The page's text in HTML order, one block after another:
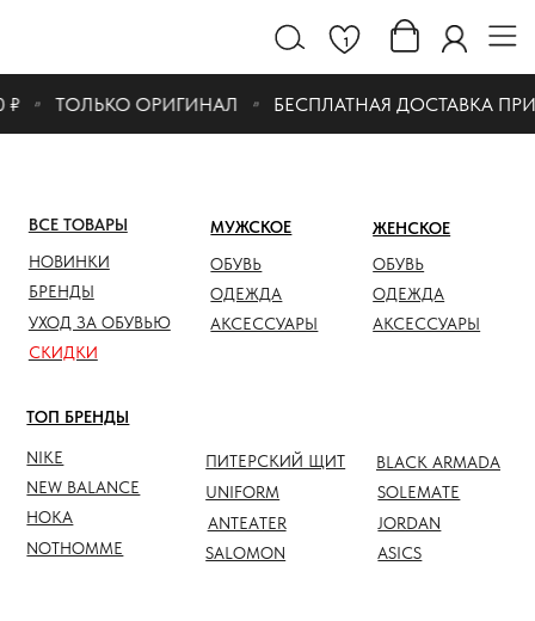
ТОЛЬКО ОРИГИНАЛ БЕСПЛАТНАЯ ДОСТАВКА ПРИ
АКСЕССУАРЫ
АКСЕССУАРЫ
NEW BALANCE
NIKE BLACK ARMADA
ПИТЕРСКИЙ ЩИТ
ТОП БРЕНДЫ
УХОД ЗА ОБУВЬЮ